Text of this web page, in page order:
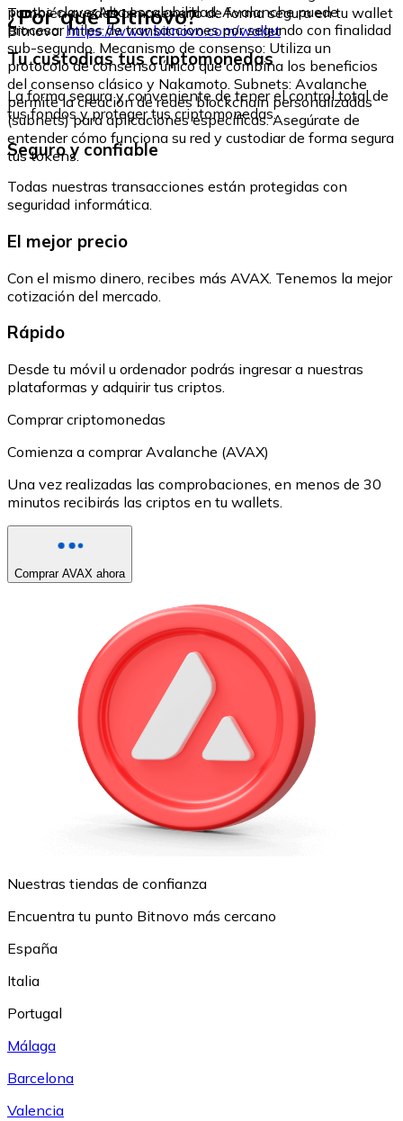
También puedes almacenarlo de forma segura en tu wallet
Bitnovo:https://www.bitnovo.com/wallet
puntos clave: Alta escalabilidad: Avalanche puede
procesar miles de transacciones por segundo con finalidad
sub-segundo. Mecanismo de consenso: Utiliza un
protocolo de consenso único que combina los beneficios
del consenso clásico y Nakamoto. Subnets: Avalanche
permite la creación de redes blockchain personalizadas
(subnets) para aplicaciones específicas. Asegúrate de
entender cómo funciona su red y custodiar de forma segura
tus tokens.
¿Por qué Bitnovo?
Tu custodias tus criptomonedas
La forma segura y conveniente de tener el control total de
tus fondos y proteger tus criptomonedas.
Seguro y confiable
Todas nuestras transacciones están protegidas con
seguridad informática.
El mejor precio
Con el mismo dinero, recibes más AVAX. Tenemos la mejor
cotización del mercado.
Rápido
Desde tu móvil u ordenador podrás ingresar a nuestras
plataformas y adquirir tus criptos.
Comprar criptomonedas
Comienza a comprar Avalanche (AVAX)
Una vez realizadas las comprobaciones, en menos de 30
minutos recibirás las criptos en tu wallets.
Comprar AVAX ahora
Nuestras tiendas de confianza
Encuentra tu punto Bitnovo más cercano
España
Italia
Portugal
Málaga
Barcelona
Valencia